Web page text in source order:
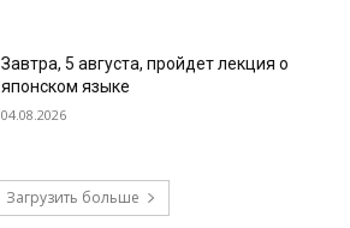
Завтра, 5 августа, пройдет лекция о
японском языке
04.08.2026
Загрузить больше